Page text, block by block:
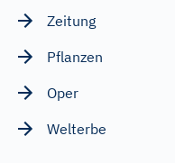
Zeitung
Pflanzen
Oper
Welterbe